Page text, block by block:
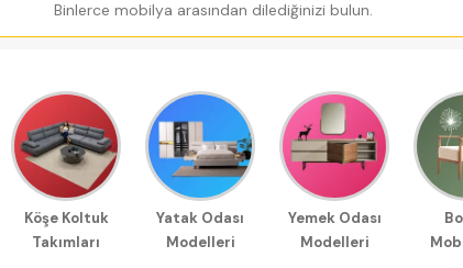
Köşe Koltuk
Takımları
Yatak Odası
Modelleri
Yemek Odası
Modelleri